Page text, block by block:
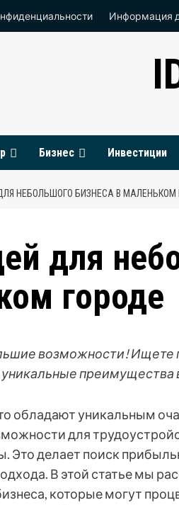
Информация
Бизнес Инвестиции
НЕБОЛЬШОГО БИЗНЕСА В МАЛЕНЬКОМ
для
городе
возможности! Ищете
уникальные
обладают уникальным
для
Это делает поиск
В этой статье мы
которые могут